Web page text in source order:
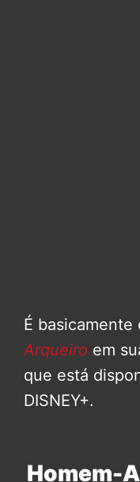
É basicamente
Arqueiro em
que está
DISNEY+.
Homem-